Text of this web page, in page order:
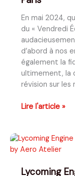
En mai 2024,
du « Vendredi
d’abord à nos
également la
ultimement, la
révision sur les
Santé
sécurité
aérienne
quand
Lire l'article »
Lycoming